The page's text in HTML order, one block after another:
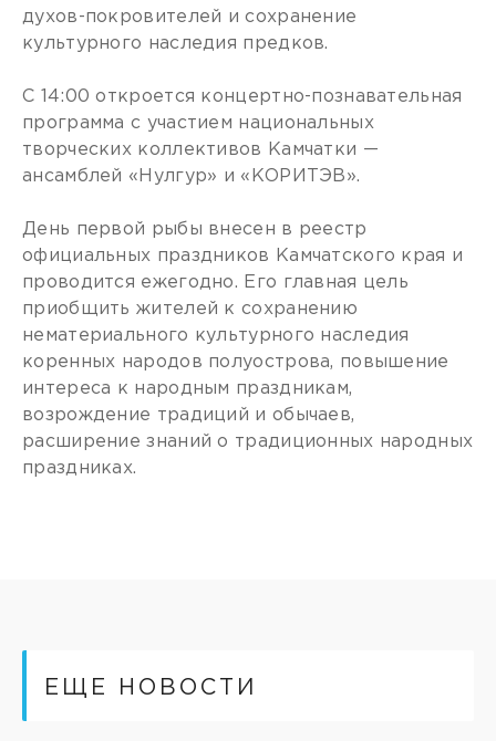
духов-покровителей и сохранение
культурного наследия предков.
С 14:00 откроется концертно-познавательная
программа с участием национальных
творческих коллективов Камчатки —
ансамблей «Нулгур» и «КОРИТЭВ».
День первой рыбы внесен в реестр
официальных праздников Камчатского края и
проводится ежегодно. Его главная цель
приобщить жителей к сохранению
нематериального культурного наследия
коренных народов полуострова, повышение
интереса к народным праздникам,
возрождение традиций и обычаев,
расширение знаний о традиционных народных
праздниках.
ЕЩЕ НОВОСТИ